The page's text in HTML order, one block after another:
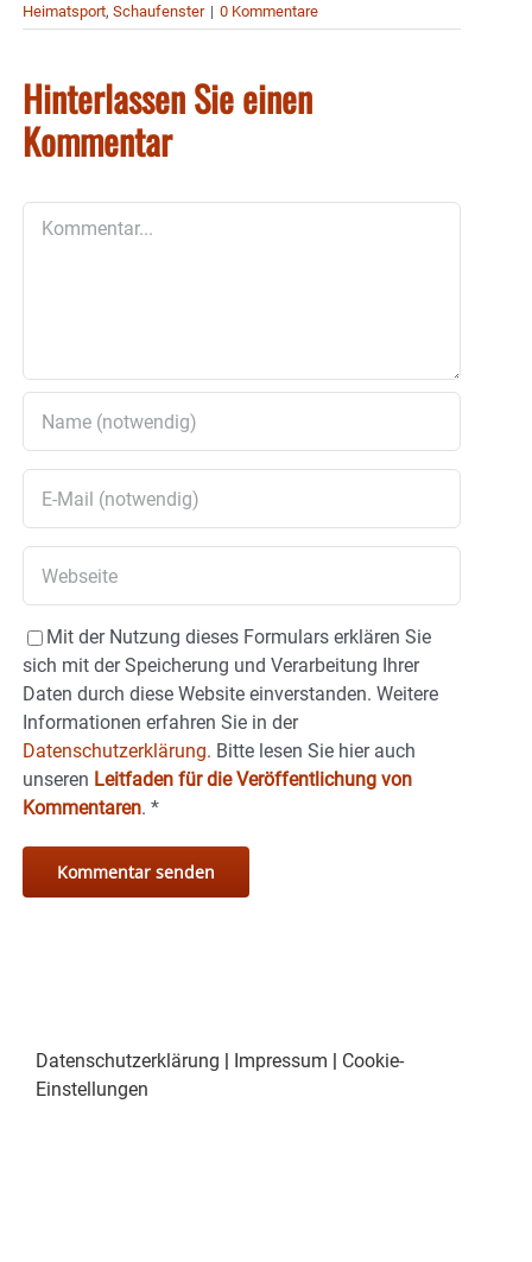
Heimatsport, Schaufenster | 0 Kommentare
Hinterlassen Sie einen
Kommentar
Mit der Nutzung dieses Formulars erklären Sie
sich mit der Speicherung und Verarbeitung Ihrer
Daten durch diese Website einverstanden. Weitere
Informationen erfahren Sie in der
Datenschutzerklärung. Bitte lesen Sie hier auch
unseren Leitfaden für die Veröffentlichung von
Kommentaren. *
Datenschutzerklärung Impressum
Cookie-
Einstellungen